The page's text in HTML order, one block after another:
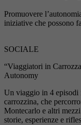
Promuovere
iniziative che possono
SOCIALE
“Viaggiatori in
Autonomy
Un viaggio in 4 episodi
carrozzina, che
Montecarlo e altri
storie, esperienze e